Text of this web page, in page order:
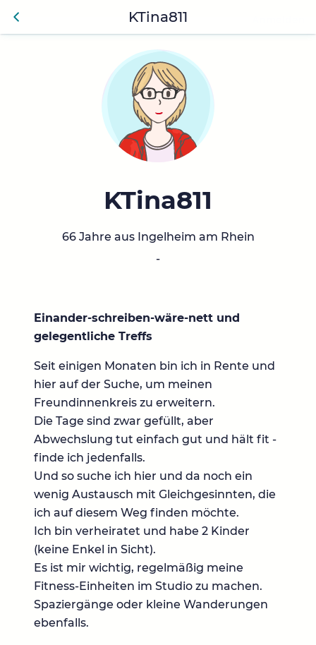
Zurü
KTina811
KTina811
66 Jahre aus Ingelheim am Rhein
-
Einander-schreiben-wäre-nett und
gelegentliche Treffs
Seit einigen Monaten bin ich in Rente und
hier auf der Suche, um meinen
Freundinnenkreis zu erweitern.
Die Tage sind zwar gefüllt, aber
Abwechslung tut einfach gut und hält fit -
finde ich jedenfalls.
Und so suche ich hier und da noch ein
wenig Austausch mit Gleichgesinnten, die
ich auf diesem Weg finden möchte.
Ich bin verheiratet und habe 2 Kinder
(keine Enkel in Sicht).
Es ist mir wichtig, regelmäßig meine
Fitness-Einheiten im Studio zu machen.
Spaziergänge oder kleine Wanderungen
ebenfalls.